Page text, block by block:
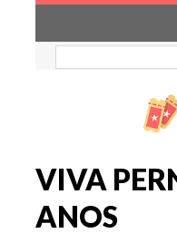
VIVA
ANOS